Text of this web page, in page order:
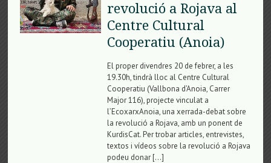
revolució a Rojava al
Centre Cultural
Cooperatiu (Anoia)
El proper divendres 20 de febrer, a les
19.30h, tindrà lloc al Centre Cultural
Cooperatiu (Vallbona d’Anoia, Carrer
Major 116), projecte vinculat a
l’EcoxarxAnoia, una xerrada-debat sobre
la revolució a Rojava, amb un ponent de
KurdisCat. Per trobar articles, entrevistes,
textos i vídeos sobre la revolució a Rojava
podeu donar […]